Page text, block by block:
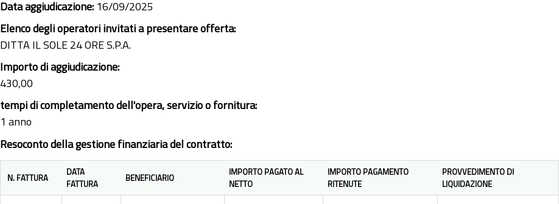
Data aggiudicazione: 16/09/2025
Elenco degli operatori invitati a presentare offerta:
DITTA IL SOLE 24 ORE S.P.A.
Importo di aggiudicazione:
430,00
tempi di completamento dell'opera, servizio o fornitura:
1 anno
Resoconto della gestione finanziaria del contratto:
N. FATTURA
DATA
FATTURA
BENEFICIARIO
IMPORTO PAGATO AL
NETTO
IMPORTO PAGAMENTO
RITENUTE
PROVVEDIMENTO DI
LIQUIDAZIONE